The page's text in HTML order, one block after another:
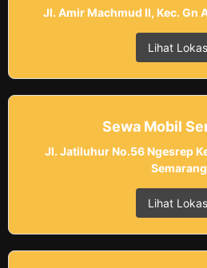
Jl. Amir Machmud II, Kec. Gn
Lihat
Sewa Mobil
Jl. Jatiluhur No.56 Ngesrep
Semarang
Lihat